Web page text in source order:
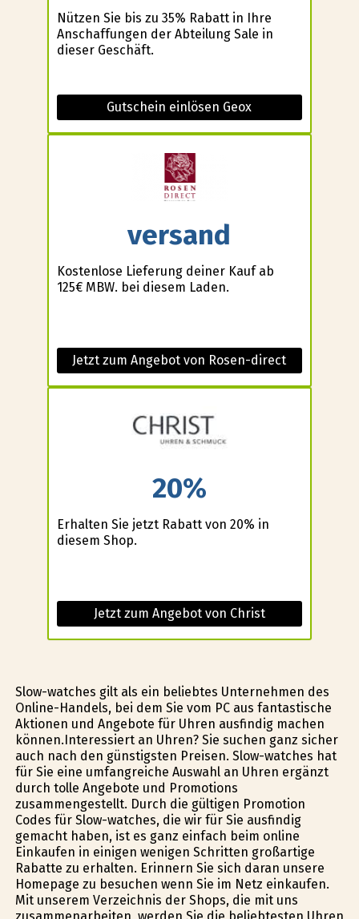
Nützen Sie bis zu 35% Rabatt in Ihre
Anschaffungen der Abteilung Sale in
dieser Geschäft.
Gutschein einlösen Geox
versand
Kostenlose Lieferung deiner Kauf ab
125€ MBW. bei diesem Laden.
Jetzt zum Angebot von Rosen-direct
20%
Erhalten Sie jetzt Rabatt von 20% in
diesem Shop.
Jetzt zum Angebot von Christ
Slow-watches gilt als ein beliebtes Unternehmen des
Online-Handels, bei dem Sie vom PC aus fantastische
Aktionen und Angebote für Uhren ausfindig machen
können.Interessiert an Uhren? Sie suchen ganz sicher
auch nach den günstigsten Preisen. Slow-watches hat
für Sie eine umfangreiche Auswahl an Uhren ergänzt
durch tolle Angebote und Promotions
zusammengestellt. Durch die gültigen Promotion
Codes für Slow-watches, die wir für Sie ausfindig
gemacht haben, ist es ganz einfach beim online
Einkaufen in einigen wenigen Schritten großartige
Rabatte zu erhalten. Erinnern Sie sich daran unsere
Homepage zu besuchen wenn Sie im Netz einkaufen.
Mit unserem Verzeichnis der Shops, die mit uns
zusammenarbeiten, werden Sie die beliebtesten Uhren